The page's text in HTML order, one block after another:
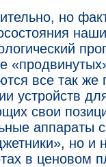
но
все так
устройств
свои
аппараты
но и
в ценовом